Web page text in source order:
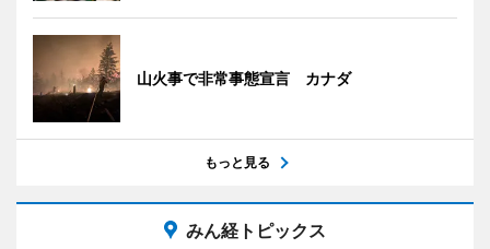
山火事で非常事態宣言 カナダ
もっと見る
みん経トピックス